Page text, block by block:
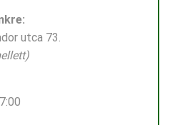
utca 73.